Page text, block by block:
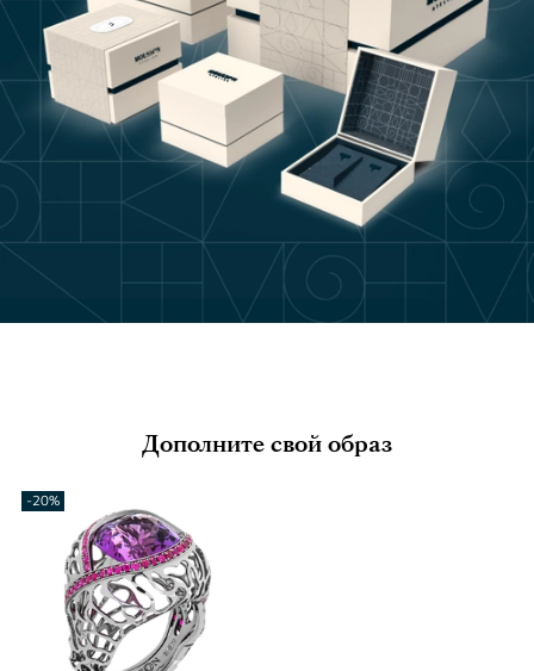
Дополните свой образ
-20%